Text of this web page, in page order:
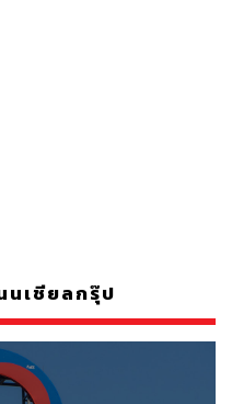
นเชียลกรุ๊ป